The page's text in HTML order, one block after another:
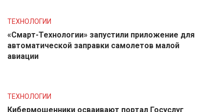
ТЕХНОЛОГИИ
«Смарт-Технологии» запустили приложение для
автоматической заправки самолетов малой
авиации
ТЕХНОЛОГИИ
Кибермошенники осваивают портал Госуслуг